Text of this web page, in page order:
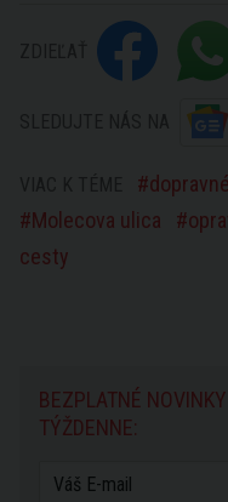
Molecova ulica
cesty
BEZPLATNÉ
TÝŽDENNE: